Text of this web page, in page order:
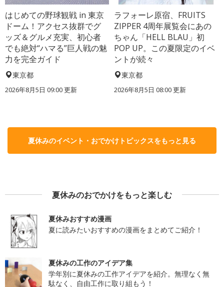
はじめての野球観戦 in 東京
ドーム！アクセス抜群でグ
ッズ＆グルメ充実、初心者
でも絶対“ハマる”巨人戦の魅
力を完全ガイド
東京都
2026年8月5日 09:00更新
ラフォーレ原宿、FRUITS
ZIPPER 4周年展覧会にあの
ちゃん「HELL BLAU」初
POP UP。この夏限定のイベ
ントが続々
東京都
2026年8月5日 08:00更新
夏休みのイベント・おでかけトピックスをもっと見る
夏休みのおでかけをもっと楽しむ
夏休みおすすめ漫画
夏に読みたいおすすめの漫画をまとめてご紹介！
夏休みの工作のアイデア集
学年別に夏休みの工作アイデアを紹介。無理なく無
駄なく、自由工作に取り組もう！